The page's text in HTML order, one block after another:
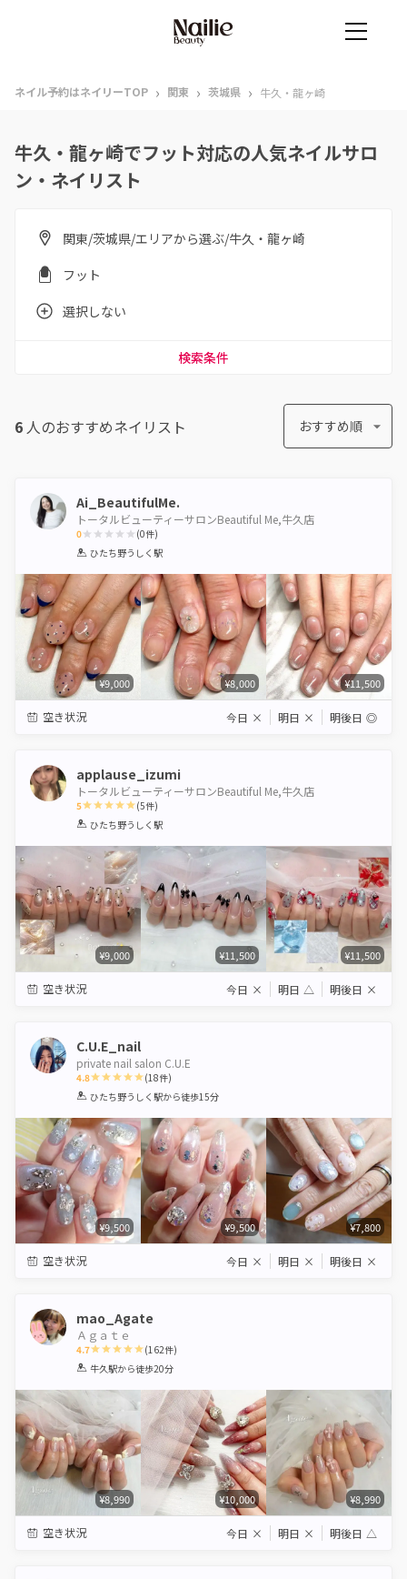
ネイル予約はネイリーTOP › 関東 › 茨城県 › 牛久・龍ヶ崎
牛久・龍ヶ崎でフット対応の人気ネイルサロ
ン・ネイリスト
関東/茨城県/エリアから選ぶ/牛久・龍ヶ崎
フット
選択しない
検索条件
6 人のおすすめネイリスト おすすめ順
Ai_BeautifulMe.
トータルビューティーサロンBeautiful Me,牛久店
0
1 2 3 4 5
(0件)
ひたち野うしく駅
¥9,000 ¥8,000 ¥11,500
空き状況 今日 × 明日 × 明後日 ◎
applause_izumi
トータルビューティーサロンBeautiful Me,牛久店
5
1 2 3 4 5
(5件)
ひたち野うしく駅
¥9,000 ¥11,500 ¥11,500
空き状況 今日 × 明日 △ 明後日 ×
C.U.E_nail
private nail salon C.U.E
4.8
1 2 3 4 5
(18件)
ひたち野うしく駅から徒歩15分
¥9,500 ¥9,500 ¥7,800
空き状況 今日 × 明日 × 明後日 ×
mao_Agate
Ａｇａｔｅ
4.7
1 2 3 4 5
(162件)
牛久駅から徒歩20分
¥8,990 ¥10,000 ¥8,990
空き状況 今日 × 明日 × 明後日 △